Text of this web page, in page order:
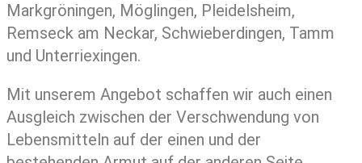
Markgröningen, Möglingen, Pleidelsheim,
Remseck am Neckar, Schwieberdingen, Tamm
und Unterriexingen.
Mit unserem Angebot schaffen wir auch einen
Ausgleich zwischen der Verschwendung von
Lebensmitteln auf der einen und der